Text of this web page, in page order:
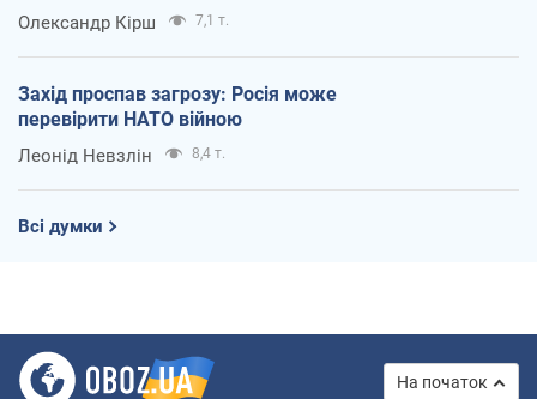
Олександр Кірш 7,1 т.
Захід проспав загрозу: Росія може
перевірити НАТО війною
Леонід Невзлін 8,4 т.
Всі думки
На початок